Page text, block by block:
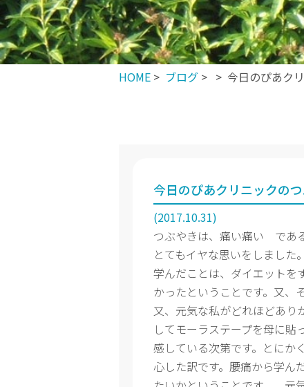
HOME > ブログ > > 今日のぴあク
今日のぴあクリニックの
(2017.10.31)
つぶやきは、痛い痛い であ
とてもイヤな思いをしました
学んだことは、ダイエット
かったということです。又、
又、元気な私がどれほどあり
してモーラステープを母に
感している次第です。とにか
心した訳です。腰痛から学ん